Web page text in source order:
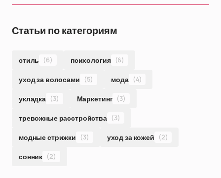
Статьи по категориям
стиль (6) психология (6)
уход за волосами (5) мода (4)
укладка (3) Маркетинг (3)
тревожные расстройства (3)
модные стрижки (3) уход за кожей (2)
сонник (2)